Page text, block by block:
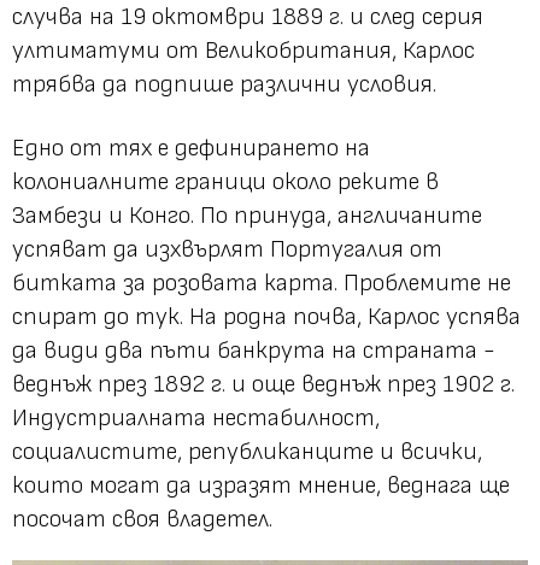
случва на 19 октомври 1889 г. и след серия
ултиматуми от Великобритания, Карлос
трябва да подпише различни условия.
Едно от тях е дефинирането на
колониалните граници около реките в
Замбези и Конго. По принуда, англичаните
успяват да изхвърлят Португалия от
битката за розовата карта. Проблемите не
спират до тук. На родна почва, Карлос успява
да види два пъти банкрута на страната -
веднъж през 1892 г. и още веднъж през 1902 г.
Индустриалната нестабилност,
социалистите, републиканците и всички,
които могат да изразят мнение, веднага ще
посочат своя владетел.